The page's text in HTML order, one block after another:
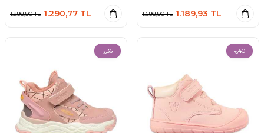
1.899,90TL 1.290,77 TL 1.699,90TL 1.189,93 TL
%36 %40